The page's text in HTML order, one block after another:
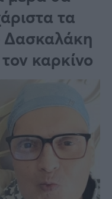
τα
Δασκαλάκη
καρκίνο